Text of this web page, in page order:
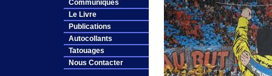
Communiqués
Le Livre
Publications
Autocollants
Tatouages
Nous Contacter